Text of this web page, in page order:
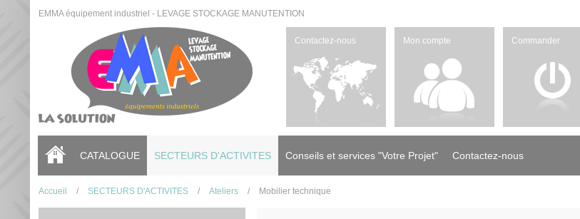
EMMA équipement industriel - LEVAGE STOCKAGE MANUTENTION
Contactez-nous Mon compte Commander
CATALOGUE SECTEURS D'ACTIVITES Conseils et services "Votre Projet" Contactez-nous
Accueil / SECTEURS D'ACTIVITES / Ateliers / Mobilier technique